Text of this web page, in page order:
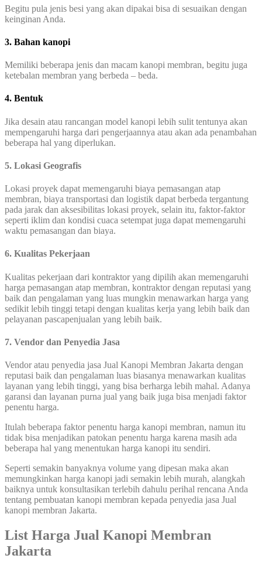
Begitu pula jenis besi yang akan dipakai bisa di sesuaikan dengan
keinginan Anda.
3. Bahan kanopi
Memiliki beberapa jenis dan macam kanopi membran, begitu juga
ketebalan membran yang berbeda – beda.
4. Bentuk
Jika desain atau rancangan model kanopi lebih sulit tentunya akan
mempengaruhi harga dari pengerjaannya atau akan ada penambahan
beberapa hal yang diperlukan.
5. Lokasi Geografis
Lokasi proyek dapat memengaruhi biaya pemasangan atap
membran, biaya transportasi dan logistik dapat berbeda tergantung
pada jarak dan aksesibilitas lokasi proyek, selain itu, faktor-faktor
seperti iklim dan kondisi cuaca setempat juga dapat memengaruhi
waktu pemasangan dan biaya.
6. Kualitas Pekerjaan
Kualitas pekerjaan dari kontraktor yang dipilih akan memengaruhi
harga pemasangan atap membran, kontraktor dengan reputasi yang
baik dan pengalaman yang luas mungkin menawarkan harga yang
sedikit lebih tinggi tetapi dengan kualitas kerja yang lebih baik dan
pelayanan pascapenjualan yang lebih baik.
7. Vendor dan Penyedia Jasa
Vendor atau penyedia jasa Jual Kanopi Membran Jakarta dengan
reputasi baik dan pengalaman luas biasanya menawarkan kualitas
layanan yang lebih tinggi, yang bisa berharga lebih mahal. Adanya
garansi dan layanan purna jual yang baik juga bisa menjadi faktor
penentu harga.
Itulah beberapa faktor penentu harga kanopi membran, namun itu
tidak bisa menjadikan patokan penentu harga karena masih ada
beberapa hal yang menentukan harga kanopi itu sendiri.
Seperti semakin banyaknya volume yang dipesan maka akan
memungkinkan harga kanopi jadi semakin lebih murah, alangkah
baiknya untuk konsultasikan terlebih dahulu perihal rencana Anda
tentang pembuatan kanopi membran kepada penyedia jasa Jual
kanopi membran Jakarta.
List Harga Jual Kanopi Membran
Jakarta